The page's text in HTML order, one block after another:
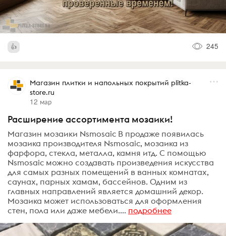
245
Магазин плитки и напольных покрытий plitka-
store.ru
12 мар
Расширение ассортимента мозаики!
Магазин мозаики Nsmosaic В продаже появилась
мозаика производителя Nsmosaic, мозаика из
фарфора, стекла, металла, камня итд. С помощью
Nsmosaic можно создавать произведения искусства
для самых разных помещений в ванных комнатах,
саунах, парных хамам, бассейнов. Одним из
главных направлений является домашний декор.
Мозаика может использоваться для оформления
стен, пола или даже мебели.... подробнее